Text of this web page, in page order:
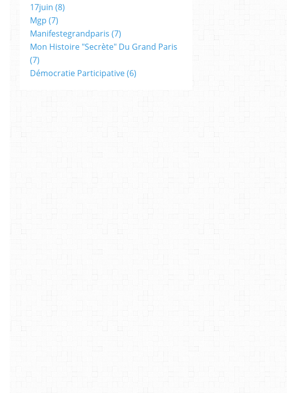
17juin (8)
Mgp (7)
Manifestegrandparis (7)
Mon Histoire "secrète" Du Grand Paris
(7)
Démocratie Participative(6)